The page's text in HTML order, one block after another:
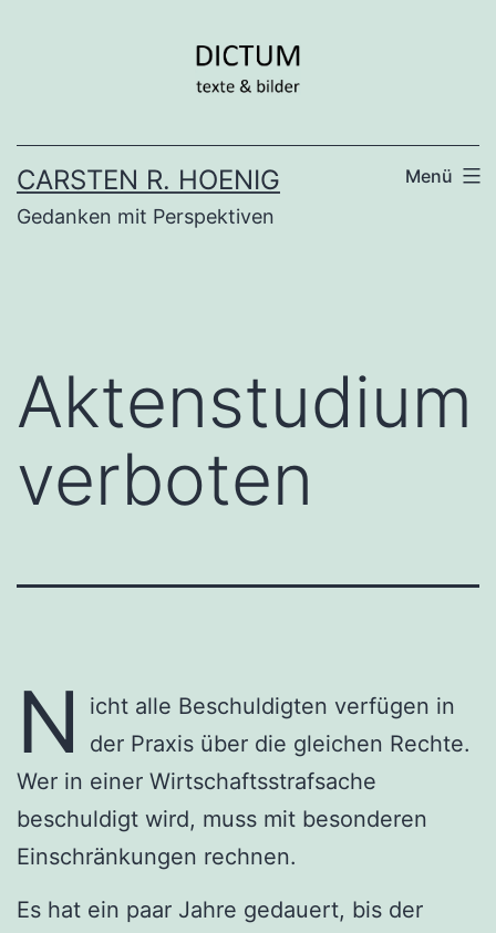
CARSTEN R. HOENIG
Gedanken mit Perspektiven
Menü
Aktenstudium
verboten
N
icht alle Beschuldigten verfügen in
der Praxis über die gleichen Rechte.
Wer in einer Wirtschaftsstrafsache
beschuldigt wird, muss mit besonderen
Einschränkungen rechnen.
Es hat ein paar Jahre gedauert, bis der